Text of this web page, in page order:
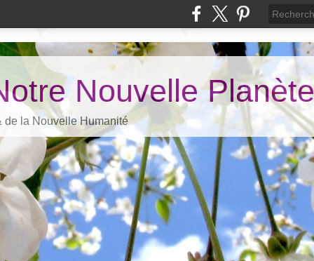
Nouvelle Planète
de la Nouvelle Humanité